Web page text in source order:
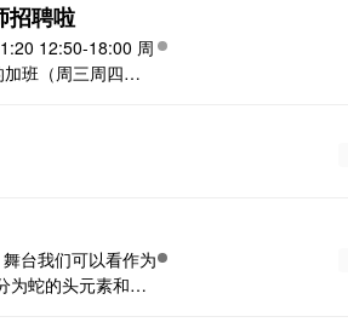
招聘啦
12:50-18:00 周
班（周三周四
台我们可以看作为
为蛇的头元素和蛇